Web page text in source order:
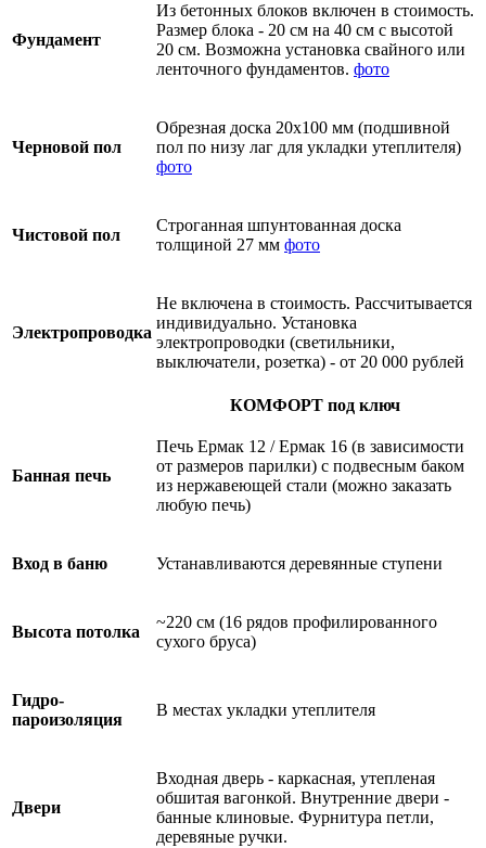
Фундамент
Из бетонных блоков включен в стоимость.
Размер блока - 20 см на 40 см с высотой
20 см. Возможна установка свайного или
ленточного фундаментов. фото
Черновой пол
Обрезная доска 20х100 мм (подшивной
пол по низу лаг для укладки утеплителя)
фото
Чистовой пол
Строганная шпунтованная доска
толщиной 27 мм фото
Электропроводка
Не включена в стоимость. Рассчитывается
индивидуально. Установка
электропроводки (светильники,
выключатели, розетка) - от 20 000 рублей
КОМФОРТ под ключ
Банная печь
Печь Ермак 12 / Ермак 16 (в зависимости
от размеров парилки) с подвесным баком
из нержавеющей стали (можно заказать
любую печь)
Вход в баню Устанавливаются деревянные ступени
Высота потолка
~220 см (16 рядов профилированного
сухого бруса)
Гидро-
пароизоляция
В местах укладки утеплителя
Двери
Входная дверь - каркасная, утепленая
обшитая вагонкой. Внутренние двери -
банные клиновые. Фурнитура петли,
деревяные ручки.